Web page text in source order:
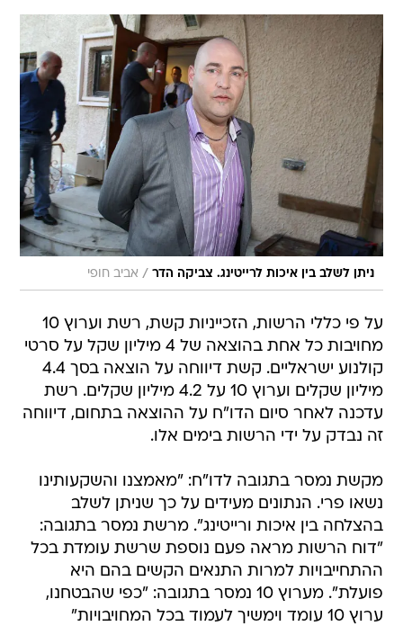
ניתן לשלב בין איכות לרייטינג. צביקה הדר / אביב חופי
על פי כללי הרשות, הזכייניות קשת, רשת וערוץ 10
מחויבות כל אחת בהוצאה של 4 מיליון שקל על סרטי
קולנוע ישראליים. קשת דיווחה על הוצאה בסך 4.4
מיליון שקלים וערוץ 10 על 4.2 מיליון שקלים. רשת
עדכנה לאחר סיום הדו"ח על ההוצאה בתחום, דיווחה
זה נבדק על ידי הרשות בימים אלו.
מקשת נמסר בתגובה לדו"ח: "מאמצנו והשקעותינו
נשאו פרי. הנתונים מעידים על כך שניתן לשלב
בהצלחה בין איכות ורייטינג". מרשת נמסר בתגובה:
"דוח הרשות מראה פעם נוספת שרשת עומדת בכל
ההתחייבויות למרות התנאים הקשים בהם היא
פועלת". מערוץ 10 נמסר בתגובה: "כפי שהבטחנו,
ערוץ 10 עומד וימשיך לעמוד בכל המחויבויות"